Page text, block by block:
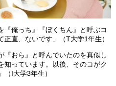
『俺っち』『ぼくちん』と呼ぶコ
直、ないです」（T大学1年生）
『おら』と呼んでいたのを真似し
知っています。以後、そのコがク
I大学3年生）